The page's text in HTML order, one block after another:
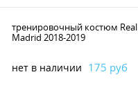
тренировочный костюм Real
Madrid 2018-2019
нет в наличии 175 руб